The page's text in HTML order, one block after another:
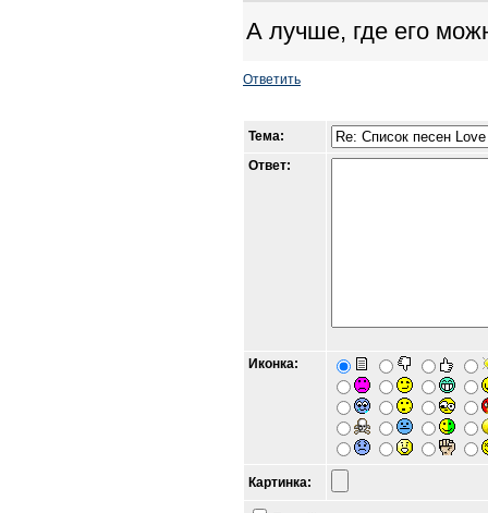
А лучше, где его
Ответить
Тема:
Ответ:
Иконка:
Картинка: